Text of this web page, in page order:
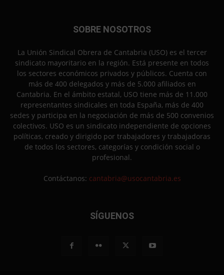
SOBRE NOSOTROS
La Unión Sindical Obrera de Cantabria (USO) es el tercer
sindicato mayoritario en la región. Está presente en todos
los sectores económicos privados y públicos. Cuenta con
más de 400 delegados y más de 5.000 afiliados en
Cantabria. En el ámbito estatal, USO tiene más de 11.000
representantes sindicales en toda España, más de 400
sedes y participa en la negociación de más de 500 convenios
colectivos. USO es un sindicato independiente de opciones
políticas, creado y dirigido por trabajadores y trabajadoras
de todos los sectores, categorías y condición social o
profesional.
Contáctanos: cantabria@usocantabria.es
SÍGUENOS